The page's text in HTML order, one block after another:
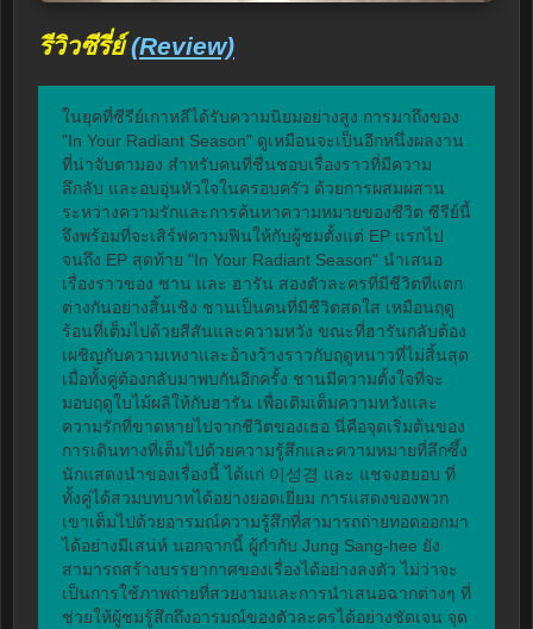
รีวิวซีรี่ย์(Review)
ในยุคที่ซีรีย์เกาหลีได้รับความนิยมอย่างสูง การมาถึงของ
"In Your Radiant Season" ดูเหมือนจะเป็นอีกหนึ่งผลงาน
ที่น่าจับตามอง สำหรับคนที่ชื่นชอบเรื่องราวที่มีความ
ลึกลับ และอบอุ่นหัวใจในครอบครัว ด้วยการผสมผสาน
ระหว่างความรักและการค้นหาความหมายของชีวิต ซีรีย์นี้
จึงพร้อมที่จะเสิร์ฟความฟินให้กับผู้ชมตั้งแต่ EP แรกไป
จนถึง EP สุดท้าย "In Your Radiant Season" นำเสนอ
เรื่องราวของ ชาน และ ฮารัน สองตัวละครที่มีชีวิตที่แตก
ต่างกันอย่างสิ้นเชิง ชานเป็นคนที่มีชีวิตสดใส เหมือนฤดู
ร้อนที่เต็มไปด้วยสีสันและความหวัง ขณะที่ฮารันกลับต้อง
เผชิญกับความเหงาและอ้างว้างราวกับฤดูหนาวที่ไม่สิ้นสุด
เมื่อทั้งคู่ต้องกลับมาพบกันอีกครั้ง ชานมีความตั้งใจที่จะ
มอบฤดูใบไม้ผลิให้กับฮารัน เพื่อเติมเต็มความหวังและ
ความรักที่ขาดหายไปจากชีวิตของเธอ นี่คือจุดเริ่มต้นของ
การเดินทางที่เต็มไปด้วยความรู้สึกและความหมายที่ลึกซึ้ง
นักแสดงนำของเรื่องนี้ ได้แก่ 이성경 และ แชจงฮยอบ ที่
ทั้งคู่ได้สวมบทบาทได้อย่างยอดเยี่ยม การแสดงของพวก
เขาเต็มไปด้วยอารมณ์ความรู้สึกที่สามารถถ่ายทอดออกมา
ได้อย่างมีเสน่ห์ นอกจากนี้ ผู้กำกับ Jung Sang-hee ยัง
สามารถสร้างบรรยากาศของเรื่องได้อย่างลงตัว ไม่ว่าจะ
เป็นการใช้ภาพถ่ายที่สวยงามและการนำเสนอฉากต่างๆ ที่
ช่วยให้ผู้ชมรู้สึกถึงอารมณ์ของตัวละครได้อย่างชัดเจน จุด